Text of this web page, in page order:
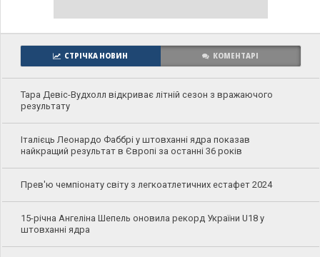
СТРІЧКА НОВИН КОМЕНТАРІ
Тара Девіс-Вудхолл відкриває літній сезон з вражаючого
результату
Італієць Леонардо Фаббрі у штовханні ядра показав
найкращий результат в Європі за останні 36 років
Прев'ю чемпіонату світу з легкоатлетичних естафет 2024
15-річна Ангеліна Шепель оновила рекорд України U18 у
штовханні ядра